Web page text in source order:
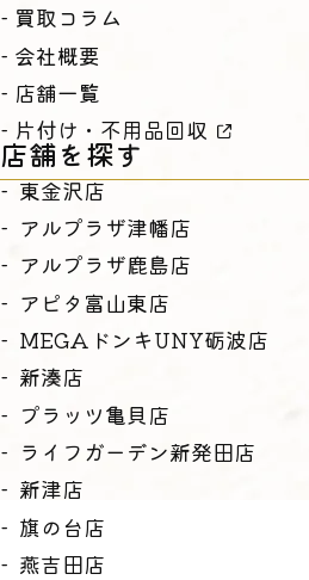
買取コラム
会社概要
店舗一覧
片付け・不用品回収
店舗を探す
東金沢店
アルプラザ津幡店
アルプラザ鹿島店
アピタ富山東店
MEGAドンキUNY砺波店
新湊店
プラッツ亀貝店
ライフガーデン新発田店
新津店
旗の台店
燕吉田店